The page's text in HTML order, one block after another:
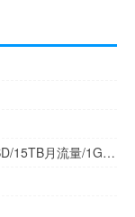
BatuCloud土耳其VPS：3核16G/200GB SSD/15TB月流量/1Gbps带宽/6.5美元/月